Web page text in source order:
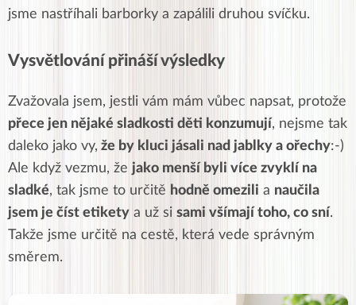
jsme nastříhali barborky a zapálili druhou svíčku.
Vysvětlování přináší výsledky
Zvažovala jsem, jestli vám mám vůbec napsat, protože
přece jen nějaké sladkosti děti konzumují, nejsme tak
daleko jako vy, že by kluci jásali nad jablky a ořechy:-)
Ale když vezmu, že jako menší byli více zvyklí na
sladké, tak jsme to určitě hodně omezili a naučila
jsem je číst etikety a už si sami všímají toho, co sní.
Takže jsme určitě na cestě, která vede správným
směrem.